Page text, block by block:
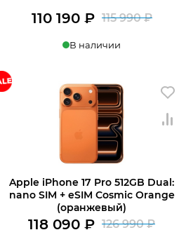
115 990₽
115
990
110 190 ₽
190
В наличии
Купить в 1 клик В корзину
Apple iPhone 17 Pro 512GB Dual:
nano SIM + eSIM Cosmic Orange
(оранжевый)
126 990₽
118 090₽